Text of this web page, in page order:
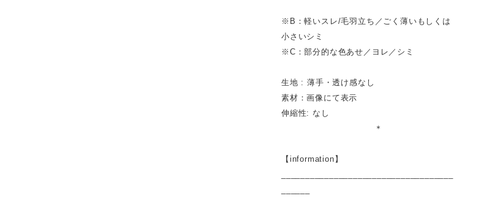
※B：軽いスレ/毛羽立ち／ごく薄いもしくは
小さいシミ
※C：部分的な色あせ／ヨレ／シミ
生地 : 薄手・透け感なし
素材：画像にて表示
伸縮性: なし
＊
【information】